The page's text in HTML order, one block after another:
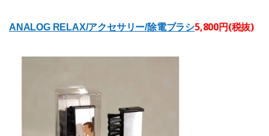
ANALOG RELAX/アクセサリー/除電ブラシ5,800円(税抜)